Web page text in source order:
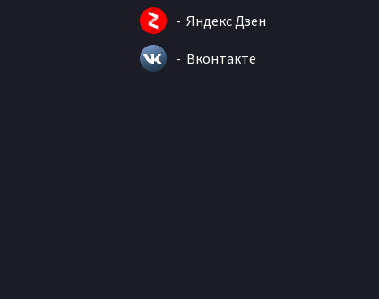
Яндекс Дзен
Вконтакте